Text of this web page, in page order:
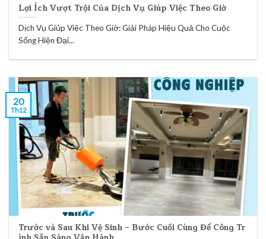
Lợi Ích Vượt Trội Của Dịch Vụ Giúp Việc Theo Giờ
Dịch Vụ Giúp Việc Theo Giờ: Giải Pháp Hiệu Quả Cho Cuộc
Sống Hiện Đại...
Trước và Sau Khi Vệ Sinh – Bước Cuối Cùng Để Công Tr
20
Th12